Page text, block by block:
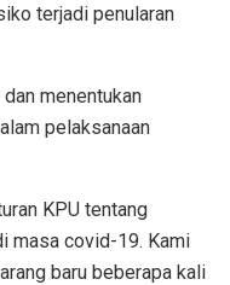
terjadi penularan
menentukan
pelaksanaan
KPU tentang
masa covid-19. Kami
baru beberapa kali